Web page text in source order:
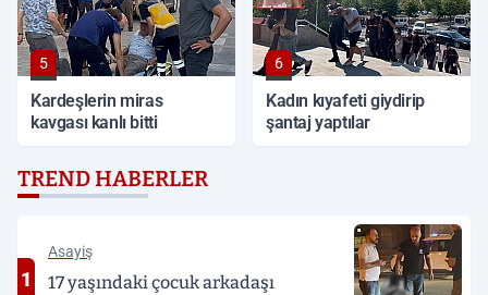
5
Kardeşlerin miras
kavgası kanlı bitti
6
Kadın kıyafeti giydirip
şantaj yaptılar
TREND HABERLER
1
Asayiş
17 yaşındaki çocuk arkadaşı